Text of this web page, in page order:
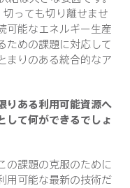
っても切り離せませ
可能なエネルギー生産
ための課題に対応して
まりのある統合的なア
りある利用可能資源へ
して何ができるでしょ
の課題の克服のために
用可能な最新の技術だ